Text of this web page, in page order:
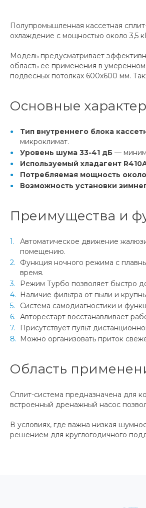
Полупромышленная кассетная
охлаждение с мощностью около 3,5
Модель предусматривает
область её применения в
подвесных потолках 600х600 мм.
Основные
Тип внутреннего блока
микроклимат.
Уровень шума 33-41 дБ —
Используемый хладагент
Потребляемая мощность около
Возможность установки
Преимущества и
Автоматическое движение
помещению.
Функция ночного режима с
время.
Режим Турбо позволяет быстро
Наличие фильтра от пыли и
Система самодиагностики и
Авторестарт восстанавливает
Присутствует пульт
Можно организовать приток
Область
Сплит-система предназначена для
встроенный дренажный насос
В условиях, где важна низкая
решением для круглогодичного